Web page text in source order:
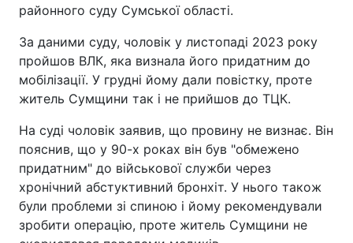
районного суду Сумської області.
За даними суду, чоловік у листопаді 2023 року
пройшов ВЛК, яка визнала його придатним до
мобілізації. У грудні йому дали повістку, проте
житель Сумщини так і не прийшов до ТЦК.
На суді чоловік заявив, що провину не визнає. Він
пояснив, що у 90-х роках він був "обмежено
придатним" до військової служби через
хронічний абстуктивний бронхіт. У нього також
були проблеми зі спиною і йому рекомендували
зробити операцію, проте житель Сумщини не